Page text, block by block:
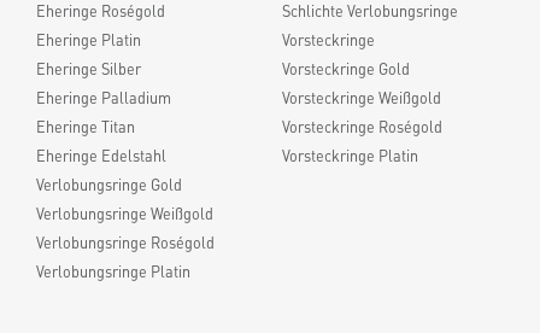
Eheringe Roségold
Eheringe Platin
Eheringe Silber
Eheringe Palladium
Eheringe Titan
Eheringe Edelstahl
Verlobungsringe Gold
Verlobungsringe Weißgold
Verlobungsringe Roségold
Verlobungsringe Platin
Schlichte Verlobungsringe
Vorsteckringe
Vorsteckringe Gold
Vorsteckringe Weißgold
Vorsteckringe Roségold
Vorsteckringe Platin